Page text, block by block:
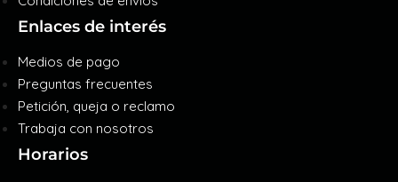
Enlaces de interés
Medios de pago
Preguntas frecuentes
Petición, queja o reclamo
Trabaja con nosotros
Horarios